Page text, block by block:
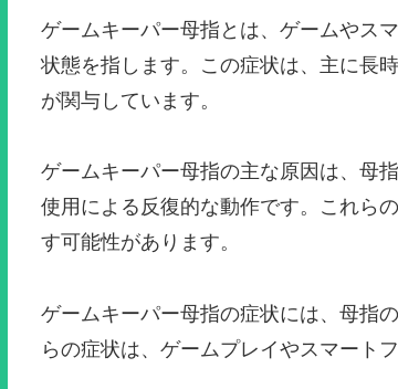
ゲームキーパー母指とは、ゲームやス
状態を指します。この症状は、主に長
が関与しています。
ゲームキーパー母指の主な原因は、母
使用による反復的な動作です。これら
す可能性があります。
ゲームキーパー母指の症状には、母指
らの症状は、ゲームプレイやスマート